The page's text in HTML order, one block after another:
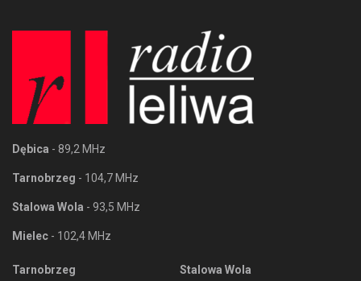
Dębica - 89,2 MHz
Tarnobrzeg - 104,7 MHz
Stalowa Wola - 93,5 MHz
Mielec - 102,4 MHz
Tarnobrzeg Stalowa Wola